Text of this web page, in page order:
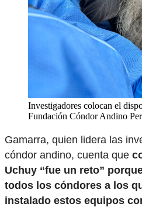
Investigadores colocan el
Fundación Cóndor Andino
Gamarra, quien lidera las
cóndor andino, cuenta que
Uchuy “fue un reto”
todos los cóndores a los
instalado estos equipos